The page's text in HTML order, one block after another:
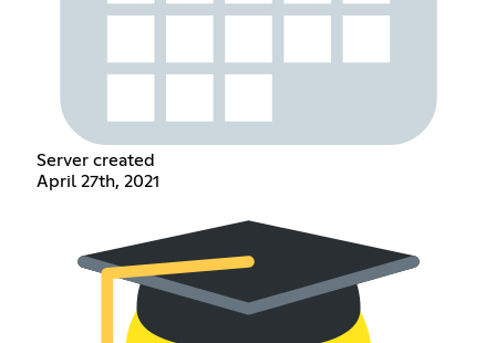
Server created
April 27th, 2021